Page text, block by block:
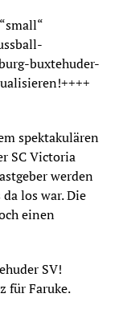
buxtehuder-
spektakulären
SC Victoria
werden
los war. Die
einen
SV!
für Faruke.